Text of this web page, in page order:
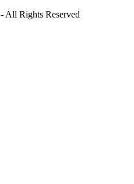
- All Rights Reserved